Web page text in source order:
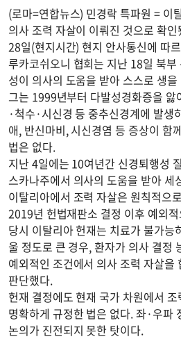
(로마=연합뉴스) 민경락 특파원 = 이
의사 조력 자살이 이뤄진 것으로 확인
28일(현지시간) 현지 안사통신에 따
루카코쉬오니 협회는 지난 18일 북
성이 의사의 도움을 받아 스스로 생
그는 1999년부터 다발성경화증을 앓
·척수·시신경 등 중추신경계에 발생
애, 반신마비, 시신경염 등 증상이 함
법은 없다.
지난 4일에는 10여년간 신경퇴행성
스카나주에서 의사의 도움을 받아 세
이탈리아에서 조력 자살은 원칙적으
2019년 헌법재판소 결정 이후 예외
당시 이탈리아 헌재는 치료가 불가능
울 정도로 큰 경우, 환자가 의사 결정
예외적인 조건에서 의사 조력 자살을
판단했다.
헌재 결정에도 현재 국가 차원에서
명확하게 규정한 법은 없다. 좌·우파
논의가 진전되지 못한 탓이다.